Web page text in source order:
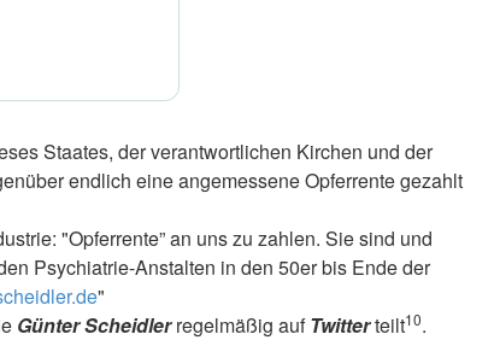
Staates, der verantwortlichen Kirchen und der
endlich eine angemessene Opferrente gezahlt
"Opferrente” an uns zu zahlen. Sie sind und
Psychiatrie-Anstalten in den 50er bis Ende der
"
Günter Scheidlerregelmäßig aufTwitterteilt10.